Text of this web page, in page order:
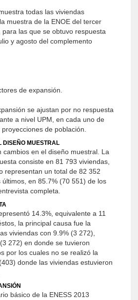
todas las viviendas
muestra de la ENOE del tercer
las que se obtuvo respuesta
y agosto del complemento
de expansión.
se ajustan por no respuesta
a nivel UPM, en cada uno de
de población.
DISEÑO MUESTRAL
cambios en el diseño muestral. La
consiste en 81 793 viviendas,
representan un total de 82 352
últimos, en 85.7% (70 551) de los
completa.
14.3%, equivalente a 11
la principal causa fue la
viviendas con 9.9% (3 272),
272) en donde se tuvieron
por los cuales no se realizó la
donde las viviendas estuvieron
básico de la ENESS 2013